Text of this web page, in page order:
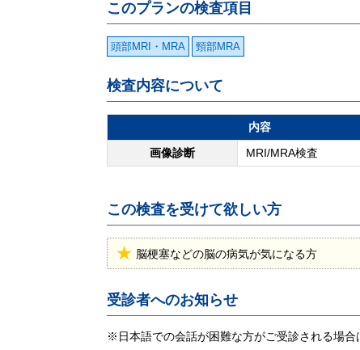
このプランの検査項目
頭部MRI・MRA 頸部MRA
検査内容について
内容
画像診断
MRI/MRA検査
この検査を受けて欲しい方
脳梗塞などの脳の病気が気になる方
受診者へのお知らせ
※日本語での会話が困難な方がご受診される場合